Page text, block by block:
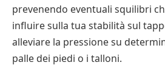
prevenendo eventuali squilibri
influire sulla tua stabilità sul
alleviare la pressione su
palle dei piedi o i talloni.